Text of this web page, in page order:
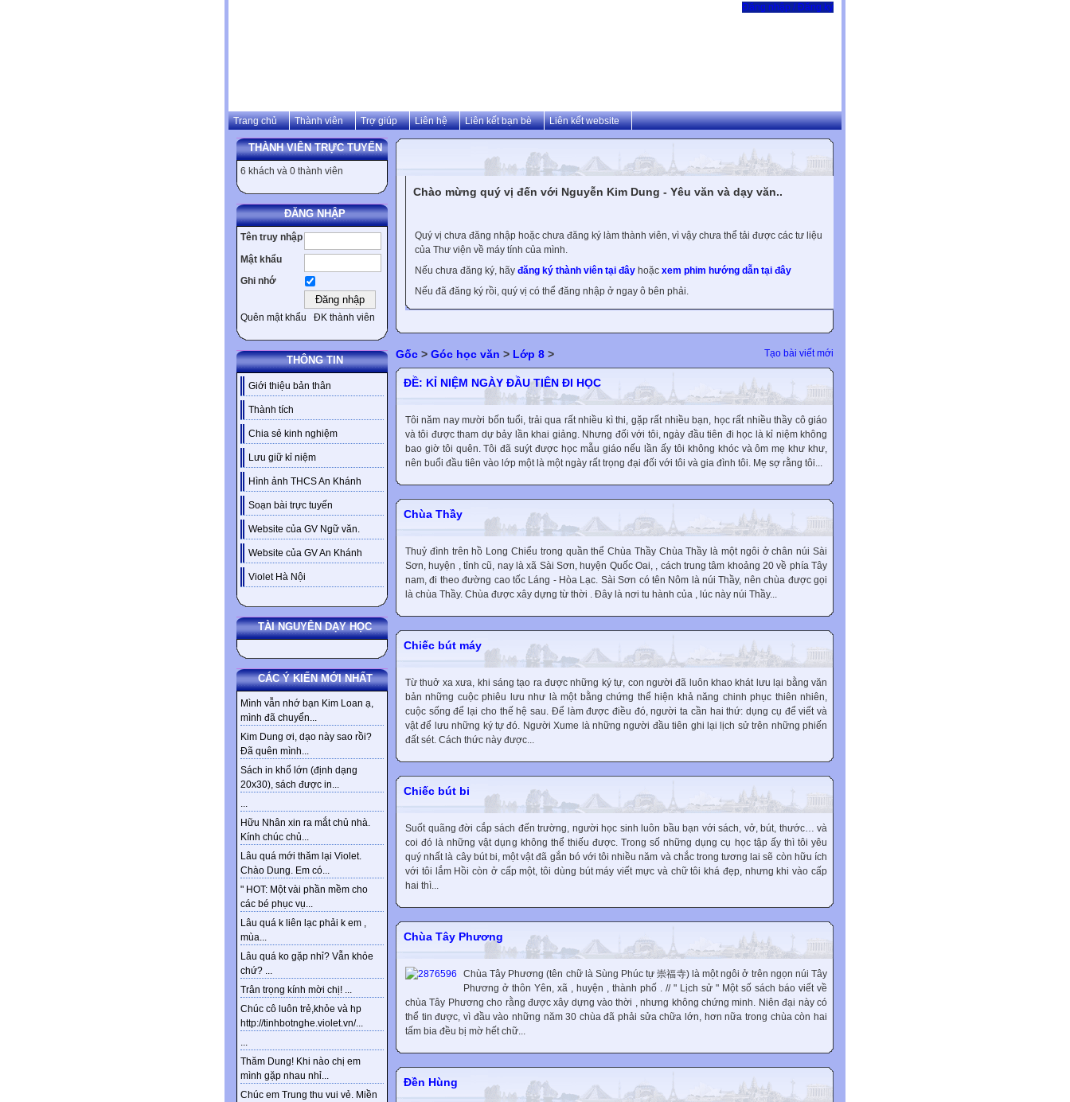
Đăng nhập / Đăng ký
Trang chủ Thành viên Trợ giúp Liên hệ Liên kết bạn bè Liên kết website
THÀNH VIÊN TRỰC TUYẾN
6 khách và 0 thành viên
ĐĂNG NHẬP
Tên truy nhập
Mật khẩu
Ghi nhớ
Quên mật khẩu ĐK thành viên
THÔNG TIN
Giới thiệu bản thân
Thành tích
Chia sẻ kinh nghiệm
Lưu giữ kỉ niệm
Hình ảnh THCS An Khánh
Soạn bài trực tuyến
Website của GV Ngữ văn.
Website của GV An Khánh
Violet Hà Nội
TÀI NGUYÊN DẠY HỌC
CÁC Ý KIẾN MỚI NHẤT
Mình vẫn nhớ bạn Kim Loan ạ,
mình đã chuyển...
Kim Dung ơi, dạo này sao rồi?
Đã quên mình...
Sách in khổ lớn (định dạng
20x30), sách được in...
...
Hữu Nhân xin ra mắt chủ nhà.
Kính chúc chủ...
Lâu quá mới thăm lại Violet.
Chào Dung. Em có...
" HOT: Một vài phần mềm cho
các bé phục vụ...
Lâu quá k liên lạc phải k em ,
mùa...
Lâu quá ko gặp nhỉ? Vẫn khỏe
chứ? ...
Trân trọng kính mời chị! ...
Chúc cô luôn trẻ,khỏe và hp
http://tinhbotnghe.violet.vn/...
...
Thăm Dung! Khi nào chị em
mình gặp nhau nhỉ...
Chúc em Trung thu vui vẻ. Miền
Chào mừng quý vị đến với Nguyễn Kim Dung - Yêu văn và dạy văn..
Quý vị chưa đăng nhập hoặc chưa đăng ký làm thành viên, vì vậy chưa thể tải được các tư liệu
của Thư viện về máy tính của mình.
Nếu chưa đăng ký, hãy đăng ký thành viên tại đây hoặc xem phim hướng dẫn tại đây
Nếu đã đăng ký rồi, quý vị có thể đăng nhập ở ngay ô bên phải.
Gốc > Góc học văn > Lớp 8 > Tạo bài viết mới
ĐỀ: KỈ NIỆM NGÀY ĐẦU TIÊN ĐI HỌC
Tôi năm nay mười bốn tuổi, trải qua rất nhiều kì thi, gặp rất nhiều bạn, học rất nhiều thầy cô giáo
và tôi được tham dự bảy lần khai giảng. Nhưng đối với tôi, ngày đầu tiên đi học là kỉ niệm không
bao giờ tôi quên. Tôi đã suýt được học mẫu giáo nếu lần ấy tôi không khóc và ôm mẹ khư khư,
nên buổi đầu tiên vào lớp một là một ngày rất trọng đại đối với tôi và gia đình tôi. Mẹ sợ rằng tôi...
Chùa Thầy
Thuỷ đình trên hồ Long Chiểu trong quần thể Chùa Thầy Chùa Thầy là một ngôi ở chân núi Sài
Sơn, huyện , tỉnh cũ, nay là xã Sài Sơn, huyện Quốc Oai, , cách trung tâm khoảng 20 về phía Tây
nam, đi theo đường cao tốc Láng - Hòa Lạc. Sài Sơn có tên Nôm là núi Thầy, nên chùa được gọi
là chùa Thầy. Chùa được xây dựng từ thời . Đây là nơi tu hành của , lúc này núi Thầy...
Chiếc bút máy
Từ thuở xa xưa, khi sáng tạo ra được những ký tự, con người đã luôn khao khát lưu lại bằng văn
bản những cuộc phiêu lưu như là một bằng chứng thể hiện khả năng chinh phục thiên nhiên,
cuộc sống để lại cho thế hệ sau. Để làm được điều đó, người ta cần hai thứ: dụng cụ để viết và
vật để lưu những ký tự đó. Người Xume là những người đầu tiên ghi lại lịch sử trên những phiến
đất sét. Cách thức này được...
Chiếc bút bi
Suốt quãng đời cắp sách đến trường, người học sinh luôn bầu bạn với sách, vở, bút, thước… và
coi đó là những vật dụng không thể thiếu được. Trong số những dụng cụ học tập ấy thì tôi yêu
quý nhất là cây bút bi, một vật đã gắn bó với tôi nhiều năm và chắc trong tương lai sẽ còn hữu ích
với tôi lắm Hồi còn ở cấp một, tôi dùng bút máy viết mực và chữ tôi khá đẹp, nhưng khi vào cấp
hai thì...
Chùa Tây Phương
Chùa Tây Phương (tên chữ là Sùng Phúc tự 崇福寺) là một ngôi ở trên ngọn núi Tây
Phương ở thôn Yên, xã , huyện , thành phố . // " Lịch sử " Một số sách báo viết về
chùa Tây Phương cho rằng được xây dựng vào thời , nhưng không chứng minh. Niên đại này có
thể tin được, vì đầu vào những năm 30 chùa đã phải sửa chữa lớn, hơn nữa trong chùa còn hai
tấm bia đều bị mờ hết chữ...
Đền Hùng